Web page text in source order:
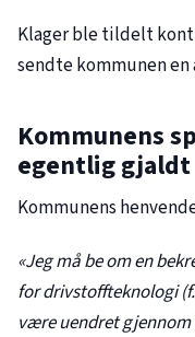
Klager ble tildelt
sendte kommunen
Kommunens
egentlig gjaldt
Kommunens
«Jeg må be om en
for drivstoffteknologi
være uendret